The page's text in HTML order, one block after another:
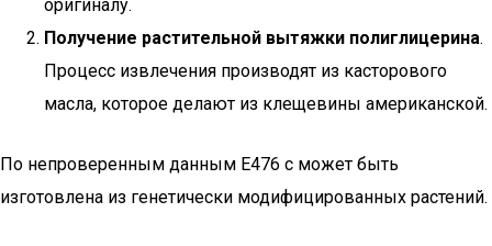
оригиналу.
Получение растительной вытяжки полиглицерина.
Процесс извлечения производят из касторового
масла, которое делают из клещевины американской.
По непроверенным данным Е476 с может быть
изготовлена из генетически модифицированных растений.